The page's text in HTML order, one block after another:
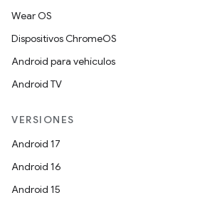
Wear OS
Dispositivos ChromeOS
Android para vehículos
Android TV
VERSIONES
Android 17
Android 16
Android 15